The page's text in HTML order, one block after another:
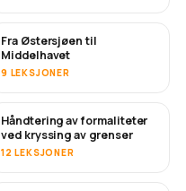
SNART
Fra Østersjøen til
Middelhavet
9 LEKSJONER
Håndtering av formaliteter
ved kryssing av grenser
12 LEKSJONER